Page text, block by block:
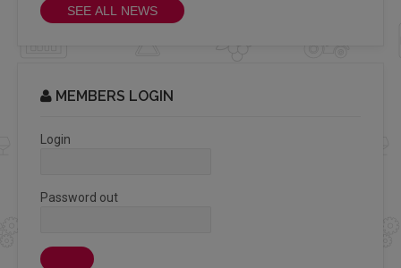
SEE ALL NEWS
MEMBERS LOGIN
Login
Password out